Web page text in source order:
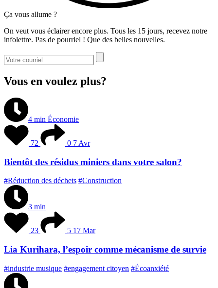
Ça vous allume ?
On veut vous éclairer encore plus. Tous les 15 jours, recevez notre
infolettre. Pas de pourriel ! Que des belles nouvelles.
Vous en voulez plus?
4 min Économie
72 0 7 Avr
Bientôt des résidus miniers dans votre salon?
#Réduction des déchets #Construction
3 min
23 5 17 Mar
Lia Kurihara, l’espoir comme mécanisme de survie
#industrie musique #engagement citoyen #Écoanxiété